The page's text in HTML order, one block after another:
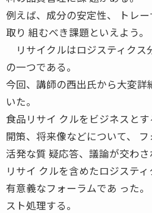
例えば、成分の安定性、 トレ
取り 組むべき課題といえよう。
リサイクルはロジスティクス
の一つである。
今回、講師の西出氏から大変詳
いた。
食品リサイ クルをビジネスと
開策、将来像などについて、
活発な質 疑応答、議論が交わさ
リサイ クルを含めたロジステ
有意義なフォーラムであ った。
スト処理する。